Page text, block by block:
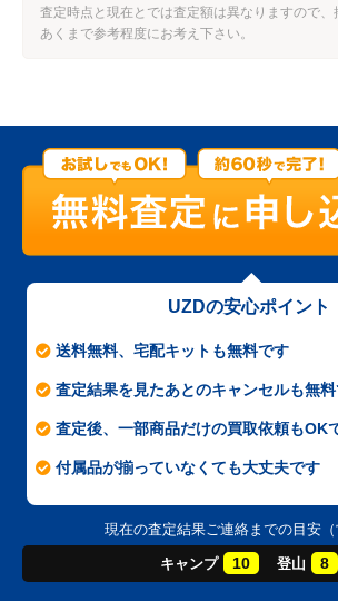
査定時点と現在とでは査定額は異なりますので、
あくまで参考程度にお考え下さい。
UZDの安心ポイント
送料無料、宅配キットも無料です
査定結果を見たあとのキャンセルも無
査定後、一部商品だけの買取依頼もOK
付属品が揃っていなくても大丈夫です
現在の査定結果ご連絡までの目安（
キャンプ 10 登山 8